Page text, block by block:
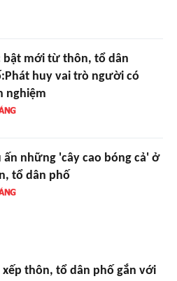
bật mới từ thôn, tổ dân
huy vai trò người có
nghiệm
ấn những 'cây cao bóng cả' ở
tổ dân phố
xếp thôn, tổ dân phố gắn với